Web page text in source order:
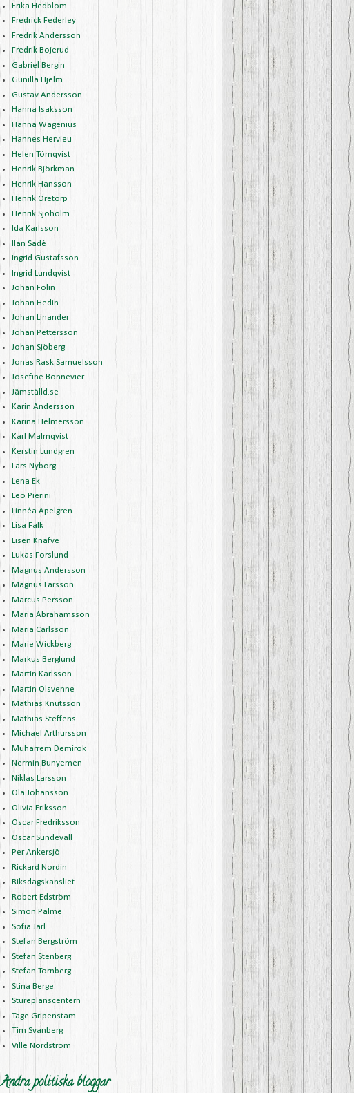
Erika Hedblom
Fredrick Federley
Fredrik Andersson
Fredrik Bojerud
Gabriel Bergin
Gunilla Hjelm
Gustav Andersson
Hanna Isaksson
Hanna Wagenius
Hannes Hervieu
Helen Törnqvist
Henrik Björkman
Henrik Hansson
Henrik Oretorp
Henrik Sjöholm
Ida Karlsson
Ilan Sadé
Ingrid Gustafsson
Ingrid Lundqvist
Johan Folin
Johan Hedin
Johan Linander
Johan Pettersson
Johan Sjöberg
Jonas Rask Samuelsson
Josefine Bonnevier
Jämställd.se
Karin Andersson
Karina Helmersson
Karl Malmqvist
Kerstin Lundgren
Lars Nyborg
Lena Ek
Leo Pierini
Linnéa Apelgren
Lisa Falk
Lisen Knafve
Lukas Forslund
Magnus Andersson
Magnus Larsson
Marcus Persson
Maria Abrahamsson
Maria Carlsson
Marie Wickberg
Markus Berglund
Martin Karlsson
Martin Olsvenne
Mathias Knutsson
Mathias Steffens
Michael Arthursson
Muharrem Demirok
Nermin Bunyemen
Niklas Larsson
Ola Johansson
Olivia Eriksson
Oscar Fredriksson
Oscar Sundevall
Per Ankersjö
Rickard Nordin
Riksdagskansliet
Robert Edström
Simon Palme
Sofia Jarl
Stefan Bergström
Stefan Stenberg
Stefan Tornberg
Stina Berge
Stureplanscentern
Tage Gripenstam
Tim Svanberg
Ville Nordström
Andra politiska bloggar